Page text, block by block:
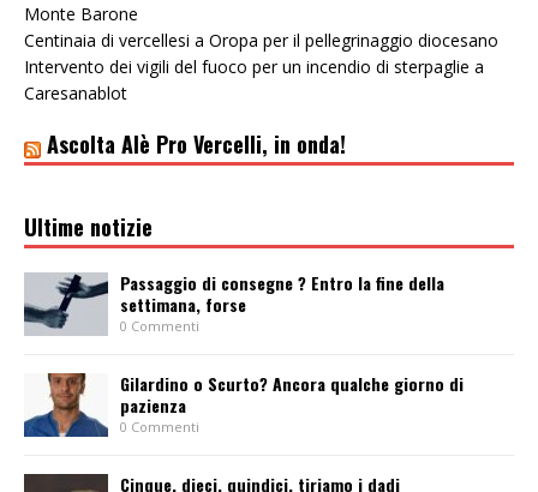
Monte Barone
Centinaia di vercellesi a Oropa per il pellegrinaggio diocesano
Intervento dei vigili del fuoco per un incendio di sterpaglie a
Caresanablot
Ascolta Alè Pro Vercelli, in onda!
Ultime notizie
Passaggio di consegne ? Entro la fine della
settimana, forse
0 Commenti
Gilardino o Scurto? Ancora qualche giorno di
pazienza
0 Commenti
Cinque, dieci, quindici, tiriamo i dadi